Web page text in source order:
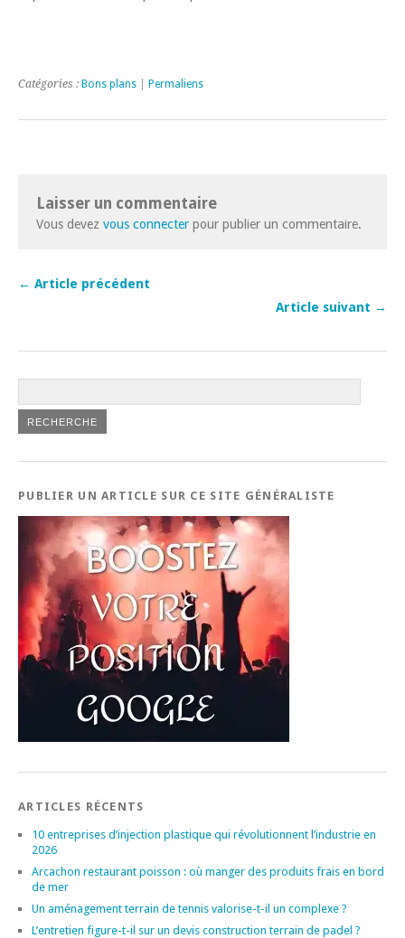
Catégories : Bons plans Permaliens
Laisser un commentaire
Vous devez vous connecter pour publier un commentaire.
← Article précédent
Article suivant →
PUBLIER UN ARTICLE SUR CE SITE GÉNÉRALISTE
ARTICLES RÉCENTS
10 entreprises d’injection plastique qui révolutionnent l’industrie en
2026
Arcachon restaurant poisson : où manger des produits frais en bord
de mer
Un aménagement terrain de tennis valorise-t-il un complexe ?
L’entretien figure-t-il sur un devis construction terrain de padel ?